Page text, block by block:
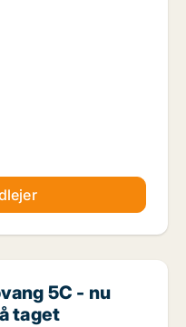
5C - nu
taget